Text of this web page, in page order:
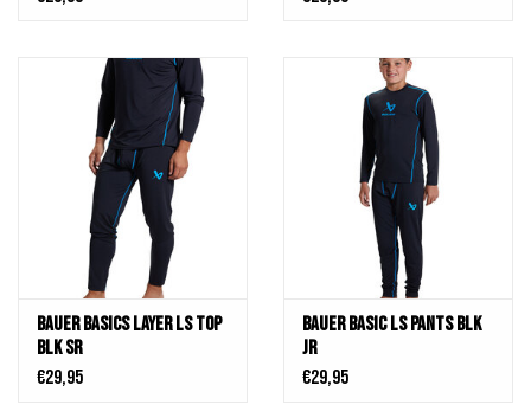
Bauer Basics layer LS Top
BLK SR
€29,95
Bauer Basic LS Pants BLK
Jr
€29,95